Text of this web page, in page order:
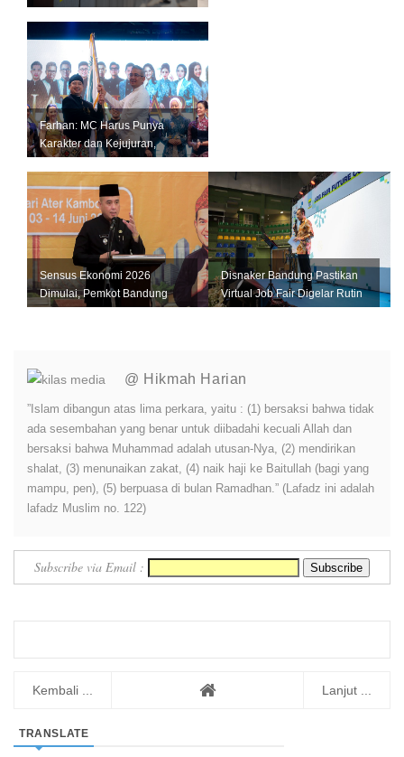
Farhan: MC Harus Punya
Karakter dan Kejujuran,
Sensus Ekonomi 2026
Dimulai, Pemkot Bandung
Disnaker Bandung Pastikan
Virtual Job Fair Digelar Rutin
@ Hikmah Harian
”Islam dibangun atas lima perkara, yaitu : (1) bersaksi bahwa tidak
ada sesembahan yang benar untuk diibadahi kecuali Allah dan
bersaksi bahwa Muhammad adalah utusan-Nya, (2) mendirikan
shalat, (3) menunaikan zakat, (4) naik haji ke Baitullah (bagi yang
mampu, pen), (5) berpuasa di bulan Ramadhan.” (Lafadz ini adalah
lafadz Muslim no. 122)
Subscribe via Email :
Kembali ... Lanjut ...
TRANSLATE